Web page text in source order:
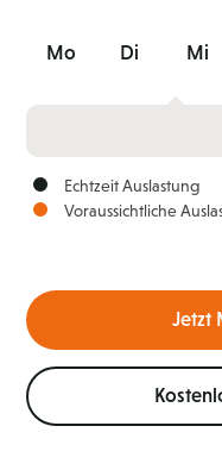
Mo Di Mi
Echtzeit Auslastung
Voraussichtliche
Jetzt